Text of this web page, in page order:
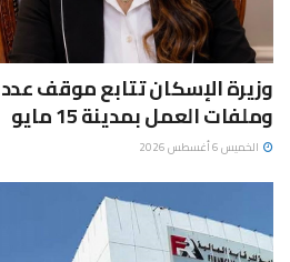
وزيرة الإسكان تتابع موقف
وملفات العمل بمدينة 15 مايو
الخميس 6 أغسطس 2026